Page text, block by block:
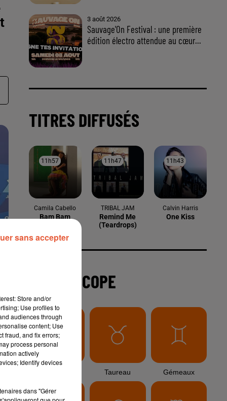
À LA UNE
6 août 2026
Arles : après un taureau percuté lors
d'une abrivado à Saliers,...
CHU de Nîmes appelle à la plus...
Sauvage'On Festival : une première
édition électro attendue au cœur...
Store and/or
Use profiles to
audiences through
content; Use
fraud, and fix errors;
process personal
actively
Identify devices
dans "Gérer
sans accepter